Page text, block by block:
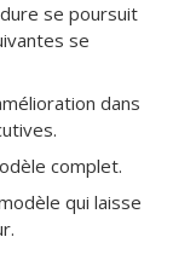
se poursuit
se
dans
complet.
qui laisse